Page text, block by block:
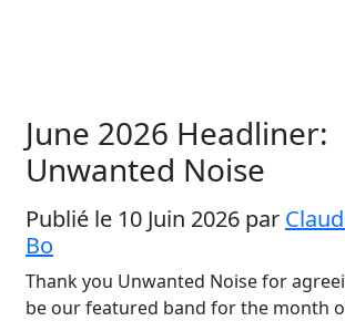
June 2026 Headliner:
Unwanted Noise
Publié le 10 Juin 2026 par
Bo
Thank you Unwanted Noise for
be our featured band for the month